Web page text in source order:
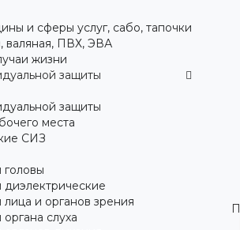
и сферы услуг, сабо, тапочки
валяная, ПВХ, ЭВА
жизни
защиты
защиты
места
СИЗ
головы
и органов зрения
слуха